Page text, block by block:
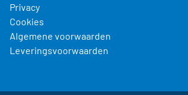
Privacy
Cookies
Algemene voorwaarden
Leveringsvoorwaarden